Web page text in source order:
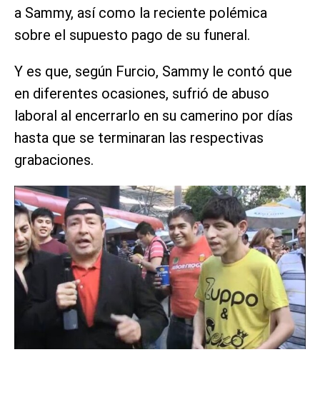
a Sammy, así como la reciente polémica
sobre el supuesto pago de su funeral.
Y es que, según Furcio, Sammy le contó que
en diferentes ocasiones, sufrió de abuso
laboral al encerrarlo en su camerino por días
hasta que se terminaran las respectivas
grabaciones.